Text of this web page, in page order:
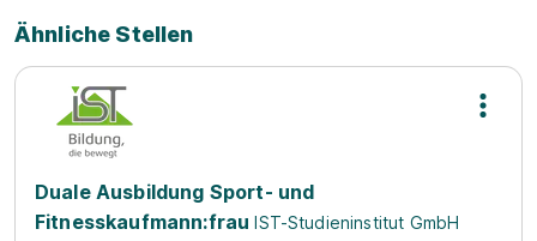
Ähnliche Stellen
Duale Ausbildung Sport- und
Fitnesskaufmann:frau IST-Studieninstitut GmbH